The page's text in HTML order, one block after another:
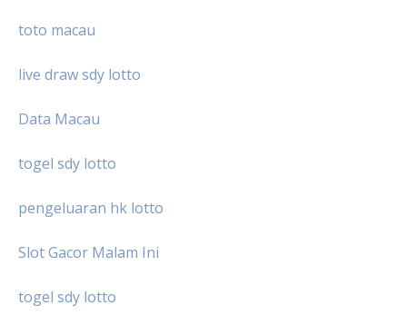
toto macau
live draw sdy lotto
Data Macau
togel sdy lotto
pengeluaran hk lotto
Slot Gacor Malam Ini
togel sdy lotto